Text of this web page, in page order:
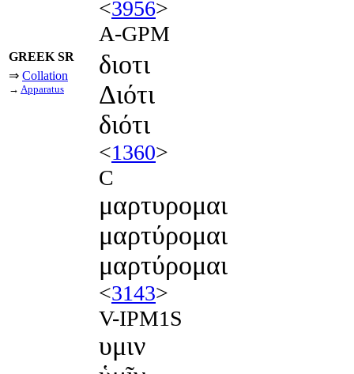
<3956>
A-GPM
GREEK SR
⇒ Collation
→ Apparatus
διοτι
Διότι
διότι
<1360>
C
μαρτυρομαι
μαρτύρομαι
μαρτύρομαι
<3143>
V-IPM1S
υμιν